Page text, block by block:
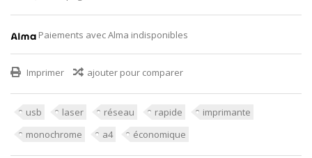
Paiements avec Alma indisponibles
Imprimer ajouter pour comparer
usb laser réseau rapide
imprimante
monochrome
a4 économique